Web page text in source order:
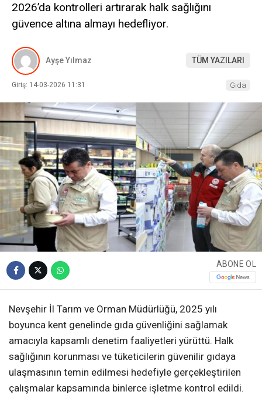
2026’da kontrolleri artırarak halk sağlığını
güvence altına almayı hedefliyor.
Ayşe Yılmaz TÜM YAZILARI
Giriş: 14-03-2026 11:31 Gıda
ABONE OL
Nevşehir İl Tarım ve Orman Müdürlüğü, 2025 yılı
boyunca kent genelinde gıda güvenliğini sağlamak
amacıyla kapsamlı denetim faaliyetleri yürüttü. Halk
sağlığının korunması ve tüketicilerin güvenilir gıdaya
ulaşmasının temin edilmesi hedefiyle gerçekleştirilen
çalışmalar kapsamında binlerce işletme kontrol edildi.